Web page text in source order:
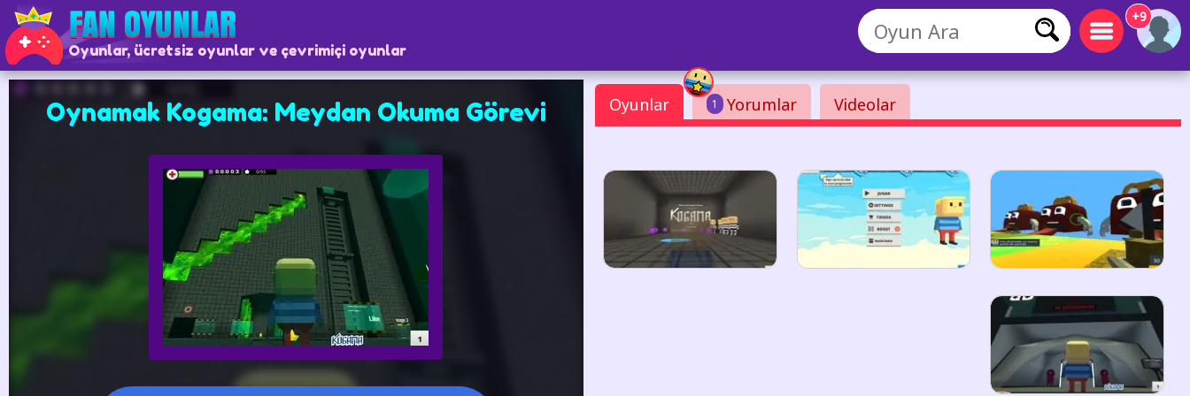
Oyunlar, ücretsiz oyunlar ve çevrimiçi oyunlar
+9
Oynamak Kogama: Meydan Okuma Görevi Oyunlar 1 Yorumlar Videolar